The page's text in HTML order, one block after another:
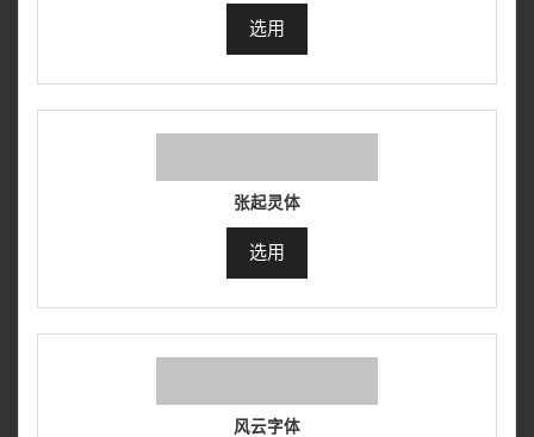
选用
张起灵体
选用
风云字体